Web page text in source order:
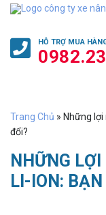
HỖ TRỢ MUA
Trang Chủ » Những
đổi?
NHỮNG LỢI
LI-ION: BẠN